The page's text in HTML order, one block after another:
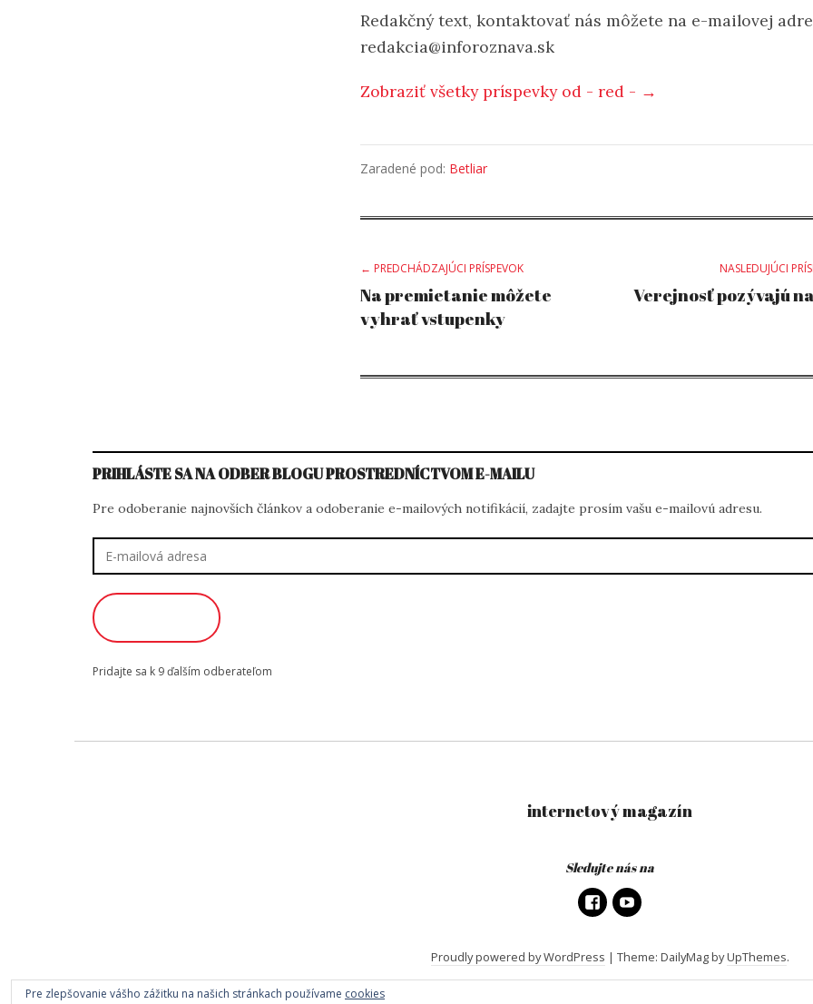
Redakčný text, kontaktovať nás môžete na e-mailovej
redakcia@inforoznava.sk
Zobraziť všetky príspevky od - red - →
Zaradené pod: Betliar
Post
navigation
← PREDCHÁDZAJÚCI PRÍSPEVOK
Na premietanie môžete
vyhrať vstupenky
NASLEDUJÚCI
Verejnosť pozývajú
PRIHLÁSTE SA NA ODBER BLOGU PROSTREDNÍCTVOM E-MAILU
Pre odoberanie najnovších článkov a odoberanie e-mailových notifikácií, zadajte prosím vašu e-mailovú adresu.
adresa
Pridajte sa k 9 ďalším odberateľom
internetový magazín
Sledujte nás na
Proudly powered by WordPress | Theme: DailyMag byUpThemes.
Pre zlepšovanie vášho zážitku na našich stránkach používame cookies